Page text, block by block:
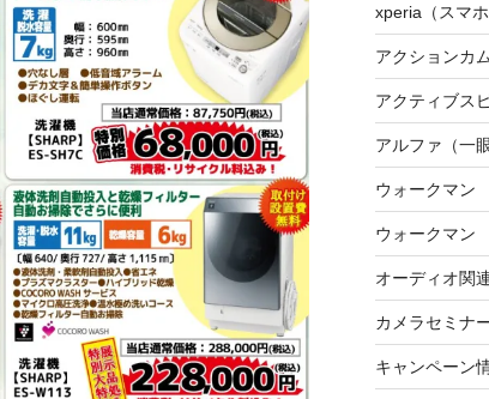
xperia（スマホ
アクションカム
アクティブス
アルファ（一
ウォークマン
ウォークマン
オーディオ関
カメラセミナ
キャンペーン